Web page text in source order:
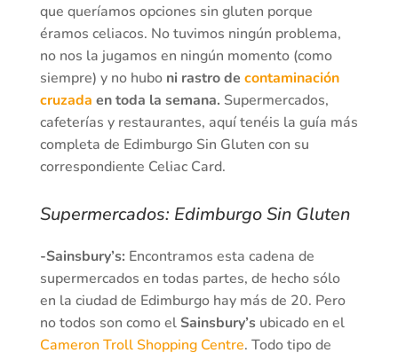
que queríamos opciones sin gluten porque
éramos celiacos. No tuvimos ningún problema,
no nos la jugamos en ningún momento (como
siempre) y no huboni rastro de contaminación
cruzada en toda la semana. Supermercados,
cafeterías y restaurantes, aquí tenéis la guía más
completa de Edimburgo Sin Gluten con su
correspondiente Celiac Card.
Supermercados: Edimburgo Sin Gluten
-Sainsbury’s: Encontramos esta cadena de
supermercados en todas partes, de hecho sólo
en la ciudad de Edimburgo hay más de 20. Pero
no todos son como el Sainsbury’subicado en el
Cameron Troll Shopping Centre. Todo tipo de